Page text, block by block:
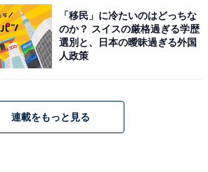
「移民」に冷たいのはどっちな
のか？ スイスの厳格過ぎる学歴
選別と、日本の曖昧過ぎる外国
人政策
連載をもっと見る